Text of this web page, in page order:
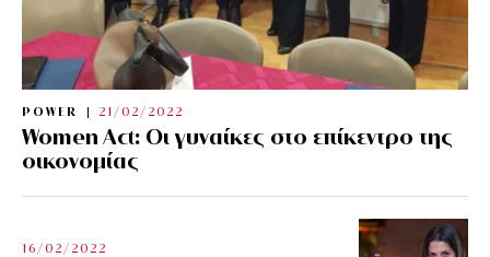
POWER 21/02/2022
Women Act: Οι γυναίκες στο επίκεντρο της
οικονομίας
16/02/2022